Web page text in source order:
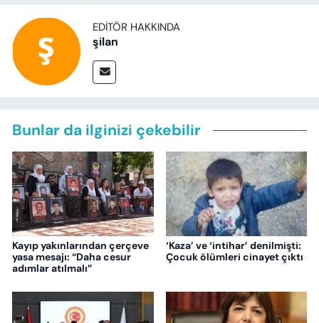
EDITÖR HAKKINDA
şilan
Bunlar da ilginizi çekebilir
Kayıp yakınlarından çerçeve
yasa mesajı: “Daha cesur
adımlar atılmalı”
‘Kaza’ ve ‘intihar’ denilmişti:
Çocuk ölümleri cinayet çıktı